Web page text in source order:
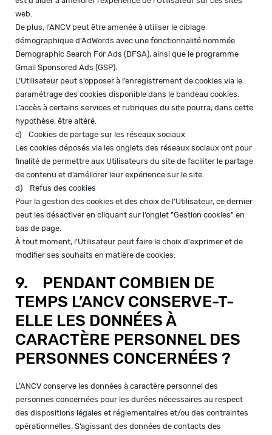
web.
De plus, l’ANCV peut être amenée à utiliser le ciblage
démographique d'AdWords avec une fonctionnalité nommée
Demographic Search For Ads (DFSA), ainsi que le programme
Gmail Sponsored Ads (GSP).
L’Utilisateur peut s’opposer à l’enregistrement de cookies via le
paramétrage des cookies disponible dans le bandeau cookies.
L’accès à certains services et rubriques du site pourra, dans cette
hypothèse, être altéré.
c) Cookies de partage sur les réseaux sociaux
Les cookies déposés via les onglets des réseaux sociaux ont pour
finalité de permettre aux Utilisateurs du site de faciliter le partage
de contenu et d’améliorer leur expérience sur le site.
d) Refus des cookies
Pour la gestion des cookies et des choix de l’Utilisateur, ce dernier
peut les désactiver en cliquant sur l’onglet "Gestion cookies" en
bas de page.
À tout moment, l’Utilisateur peut faire le choix d'exprimer et de
modifier ses souhaits en matière de cookies.
9. PENDANT COMBIEN DE
TEMPS L’ANCV CONSERVE-T-
ELLE LES DONNÉES À
CARACTÈRE PERSONNEL DES
PERSONNES CONCERNÉES ?
L’ANCV conserve les données à caractère personnel des
personnes concernées pour les durées nécessaires au respect
des dispositions légales et réglementaires et/ou des contraintes
opérationnelles. S’agissant des données de contacts des